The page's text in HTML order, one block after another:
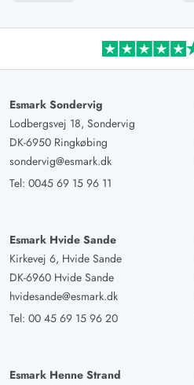
Esmark Sondervig
Lodbergsvej 18, Sondervig
DK-6950 Ringkøbing
sondervig@esmark.dk
Tel: 0045 69 15 96 11
Esmark Hvide Sande
Kirkevej 6, Hvide Sande
DK-6960 Hvide Sande
hvidesande@esmark.dk
Tel: 00 45 69 15 96 20
Esmark Henne Strand